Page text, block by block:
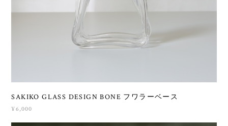
SAKIKO GLASS DESIGN BONE フワラーベース
¥6,000